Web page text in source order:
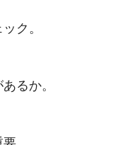
ク。
るか。